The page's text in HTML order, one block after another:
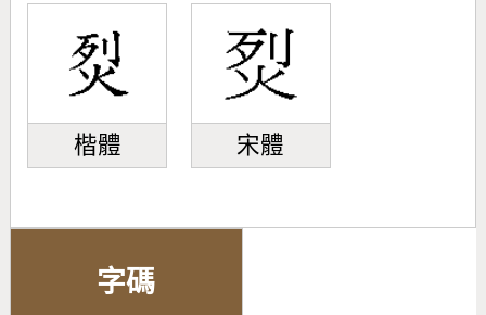
楷體 宋體
字碼